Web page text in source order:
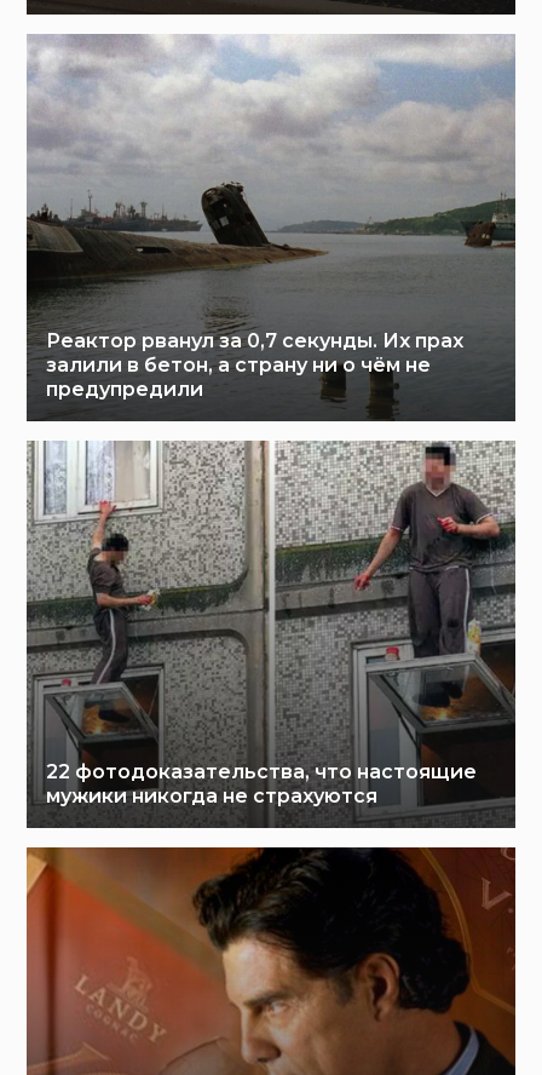
Реактор рванул за 0,7 секунды. Их прах
залили в бетон, а страну ни о чём не
предупредили
22 фотодоказательства, что настоящие
мужики никогда не страхуются